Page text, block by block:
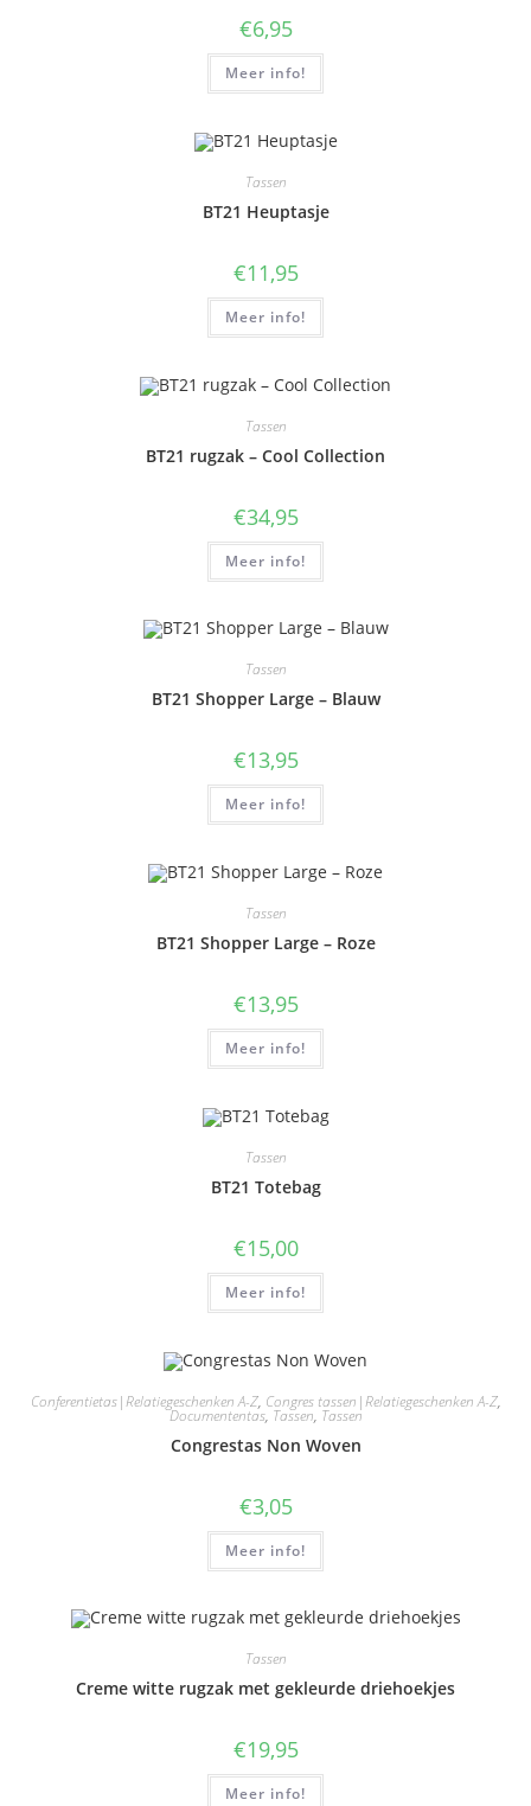
€6,95
Meer info!
Tassen
BT21 Heuptasje
€11,95
Meer info!
Tassen
BT21 rugzak – Cool Collection
€34,95
Meer info!
Tassen
BT21 Shopper Large – Blauw
€13,95
Meer info!
Tassen
BT21 Shopper Large – Roze
€13,95
Meer info!
Tassen
BT21 Totebag
€15,00
Meer info!
Conferentietas|Relatiegeschenken A-Z, Congres tassen|Relatiegeschenken A-Z,
Documententas, Tassen, Tassen
Congrestas Non Woven
€3,05
Meer info!
Tassen
Creme witte rugzak met gekleurde driehoekjes
€19,95
Meer info!